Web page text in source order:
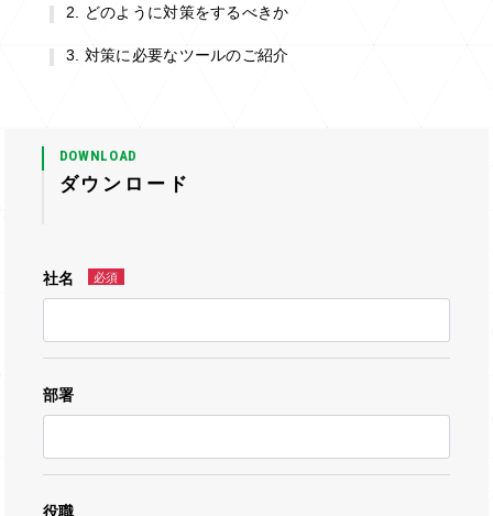
どのように対策をするべきか
対策に必要なツールのご紹介
DOWNLOAD
ダウンロード
社名 必須
部署
役職